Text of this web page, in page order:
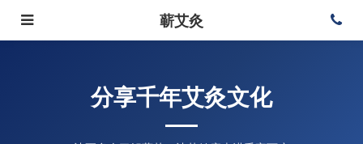
蕲艾灸
分享千年艾灸文化